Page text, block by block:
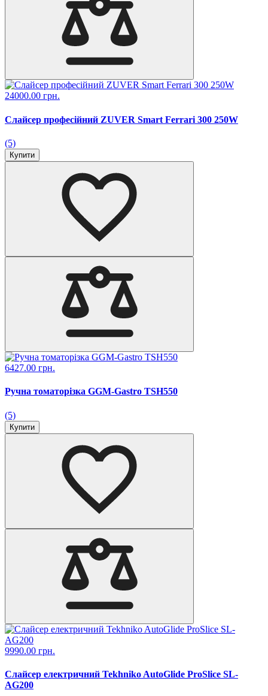
24000.00 грн.
Слайсер професійний ZUVER Smart Ferrari 300 250W
(5)
Купити
6427.00 грн.
Ручна томаторізка GGM-Gastro TSH550
(5)
Купити
9990.00 грн.
Слайсер електричний Tekhniko AutoGlide ProSlice SL-
AG200